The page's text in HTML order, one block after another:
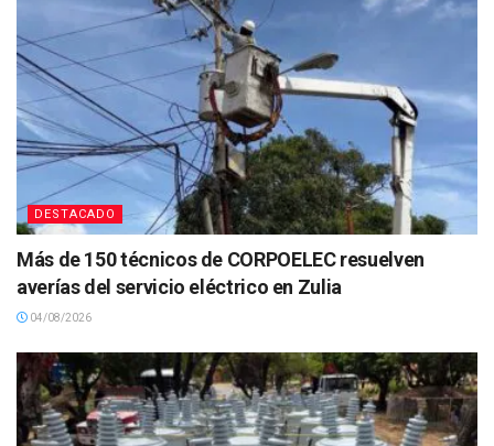
DESTACADO
Más de 150 técnicos de CORPOELEC resuelven
averías del servicio eléctrico en Zulia
04/08/2026